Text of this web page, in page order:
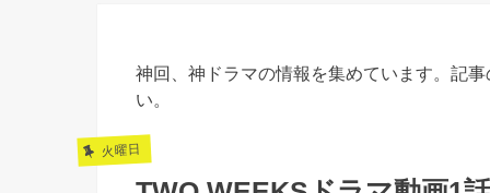
神回、神ドラマの情報を集めています。記
い。
火曜日